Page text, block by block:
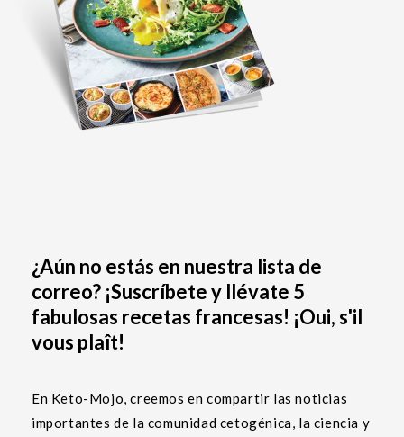
¿Aún no estás en nuestra lista de
correo? ¡Suscríbete y llévate 5
fabulosas recetas francesas! ¡Oui, s'il
vous plaît!
En Keto-Mojo, creemos en compartir las noticias
importantes de la comunidad cetogénica, la ciencia y